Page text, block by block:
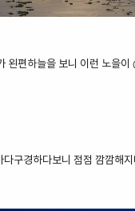
왼편하늘을 보니 이런 노을이
다구경하다보니 점점 깜깜해